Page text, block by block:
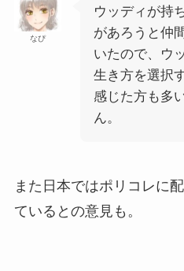
なぴ
ウッディが持
があろうと仲
いたので、ウ
生き方を選択
感じた方も多
ん。
また日本ではポリコレに
ているとの意見も。